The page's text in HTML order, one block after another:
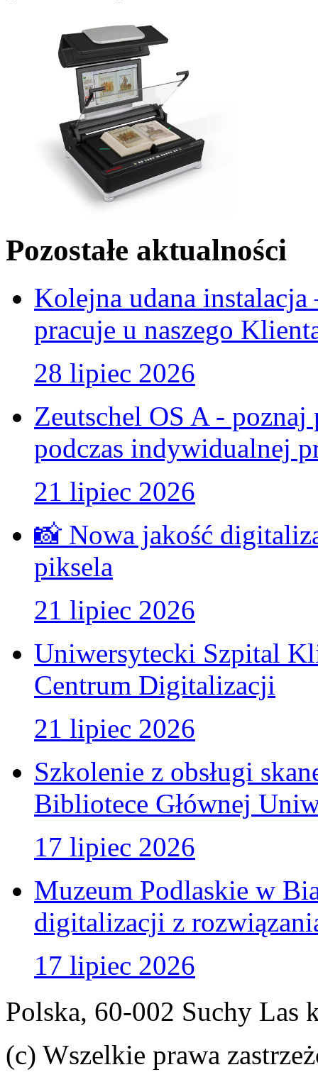
Pozostałe aktualności
Kolejna udana
pracuje u naszego
28 lipiec 2026
Zeutschel OS A -
podczas indywidualnej
21 lipiec 2026
📸 Nowa jakość
piksela
21 lipiec 2026
Uniwersytecki Szpital
Centrum Digitalizacji
21 lipiec 2026
Szkolenie z obsługi
Bibliotece Głównej
17 lipiec 2026
Muzeum Podlaskie w
digitalizacji z
17 lipiec 2026
Polska, 60-002 Suchy Las
(c) Wszelkie prawa